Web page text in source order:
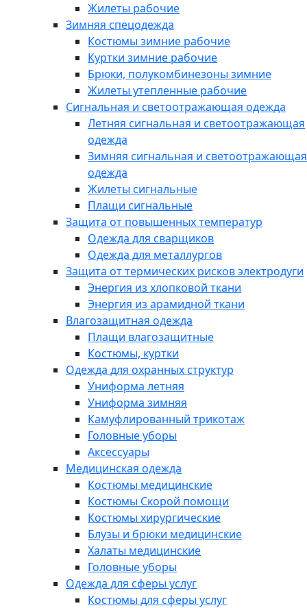
Жилеты рабочие
Зимняя спецодежда
Костюмы зимние рабочие
Куртки зимние рабочие
Брюки, полукомбинезоны зимние
Жилеты утепленные рабочие
Сигнальная и светоотражающая одежда
Летняя сигнальная и светоотражающая
одежда
Зимняя сигнальная и светоотражающая
одежда
Жилеты сигнальные
Плащи сигнальные
Защита от повышенных температур
Одежда для сварщиков
Одежда для металлургов
Защита от термических рисков электродуги
Энергия из хлопковой ткани
Энергия из арамидной ткани
Влагозащитная одежда
Плащи влагозащитные
Костюмы, куртки
Одежда для охранных структур
Униформа летняя
Униформа зимняя
Камуфлированный трикотаж
Головные уборы
Аксессуары
Медицинская одежда
Костюмы медицинские
Костюмы Скорой помощи
Костюмы хирургические
Блузы и брюки медицинские
Халаты медицинские
Головные уборы
Одежда для сферы услуг
Костюмы для сферы услуг